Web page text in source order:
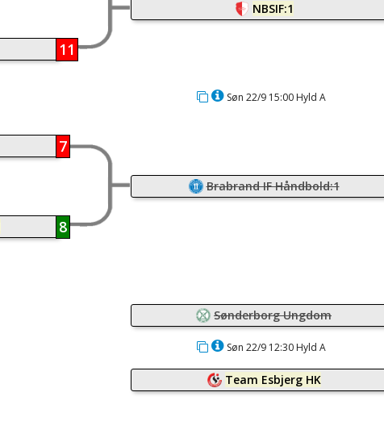
11
7
8
NBSIF:1
Søn 22/9 15:00 Hyld A
Brabrand IF Håndbold:1
Sønderborg Ungdom
Søn 22/9 12:30 Hyld A
Team Esbjerg HK